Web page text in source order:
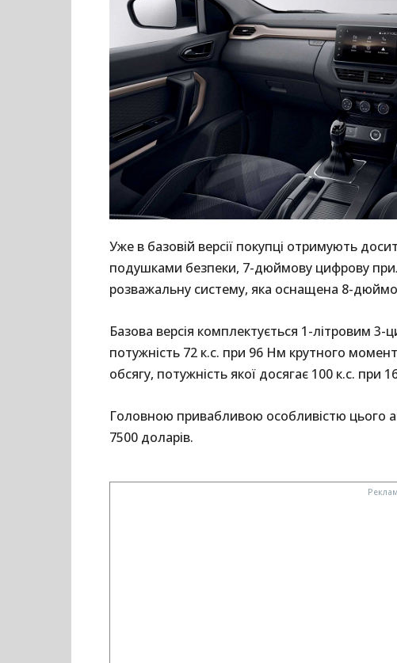
Уже в базовій версії покупці отримують
подушками безпеки, 7-дюймову цифрову
розважальну систему, яка оснащена 8-
Базова версія комплектується 1-літровим
потужність 72 к.с. при 96 Нм крутного
обсягу, потужність якої досягає 100 к.с. при
Головною привабливою особливістю цього
7500 доларів.